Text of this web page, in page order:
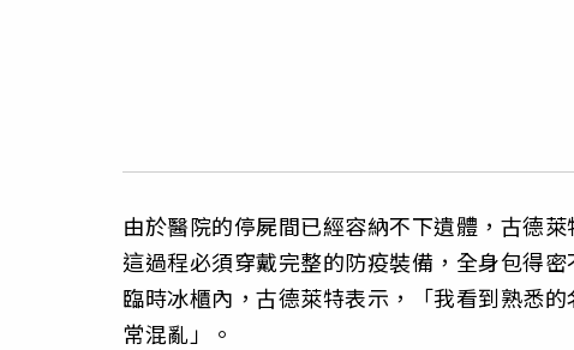
由於醫院的停屍間已經容納不下遺體，古德
這過程必須穿戴完整的防疫裝備，全身包得
臨時冰櫃內，古德萊特表示，「我看到熟悉
常混亂」。